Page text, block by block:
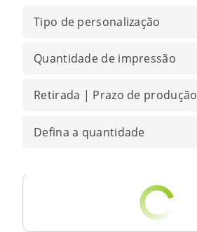
Tipo de personalização
Quantidade de impressão
Retirada | Prazo de produção
Defina a quantidade